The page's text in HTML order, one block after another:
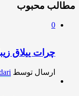
مطالب محبوب
0
چرات ییلاق
ارسال توسط